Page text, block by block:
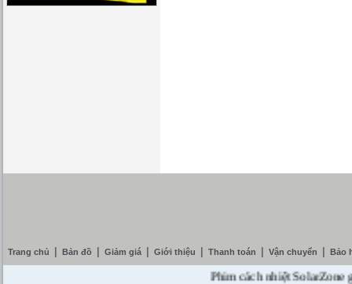
Trang chủ Bản đồ Giảm giá Giới thiệu Thanh toán Vận chuyển Bảo
Phim cách nhiệt SolarZone